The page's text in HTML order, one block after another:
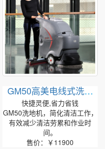
GM50高美电线式洗地
机|拖线式洗地机
快捷灵便,省力省钱
GM50洗地机，简化清洁工作，
有效减少清洁劳累和作业时
间。
售价：￥11900